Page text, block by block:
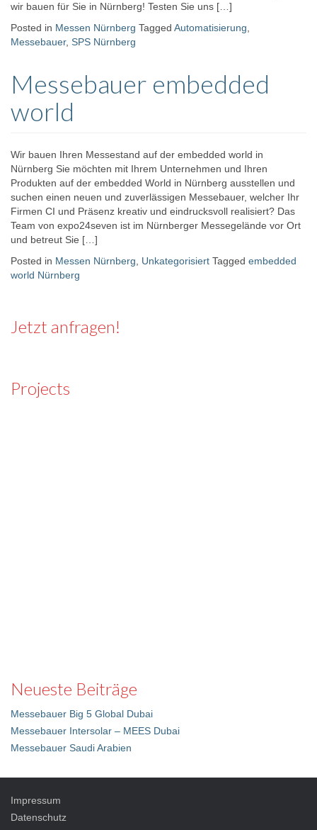
wir bauen für Sie in Nürnberg! Testen Sie uns […]
Posted in Messen Nürnberg Tagged Automatisierung
Messebauer, SPS Nürnberg
Messebauer embedded
world
Wir bauen Ihren Messestand auf der embedded world in
Nürnberg Sie möchten mit Ihrem Unternehmen und Ihren
Produkten auf der embedded World in Nürnberg ausstellen und
suchen einen neuen und zuverlässigen Messebauer, welcher Ihr
Firmen CI und Präsenz kreativ und eindrucksvoll realisiert? Das
Team von expo24seven ist im Nürnberger Messegelände vor Ort
und betreut Sie […]
Posted in Messen Nürnberg Unkategorisiert Tagged embedded
world Nürnberg
Jetzt anfragen!
Projects
Neueste Beiträge
Messebauer Big 5 Global Dubai
Messebauer Intersolar – MEES Dubai
Messebauer Saudi Arabien
Impressum
Datenschutz